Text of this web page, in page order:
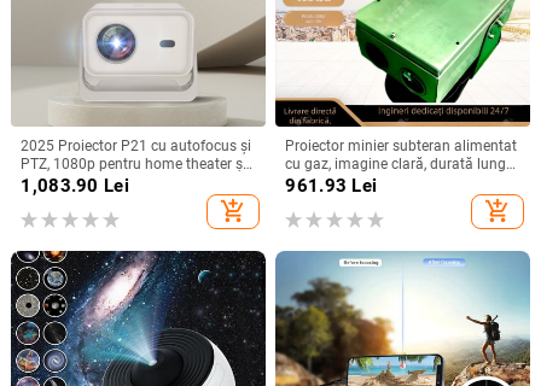
2025 Proiector P21 cu autofocus și
PTZ, 1080p pentru home theater și
birou
1,083.90 Lei
add_shopping_cart
Proiector minier subteran alimentat
cu gaz, imagine clară, durată lungă
a bateriei și construcție durabilă
961.93 Lei
add_shopping_cart